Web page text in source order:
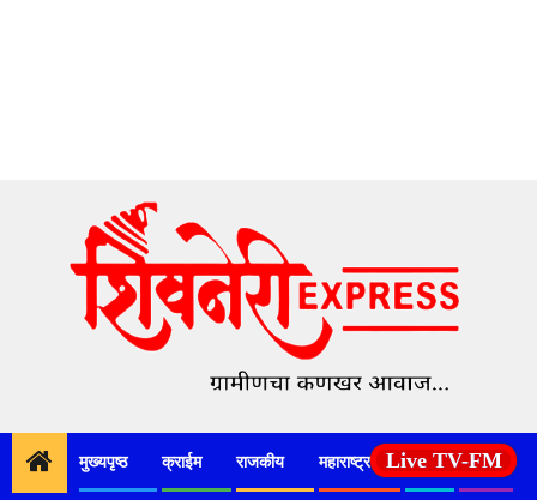
content
मुख्यपृष्ठ क्राईम राजकीय महाराष्ट्र देश कृषी
Live TV-FM